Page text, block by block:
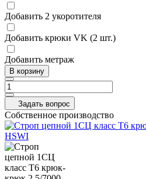
Добавить 2 укоротителя
Добавить крюки VK (2 шт.)
Добавить метраж
В корзину
Задать вопрос
Собственное производство